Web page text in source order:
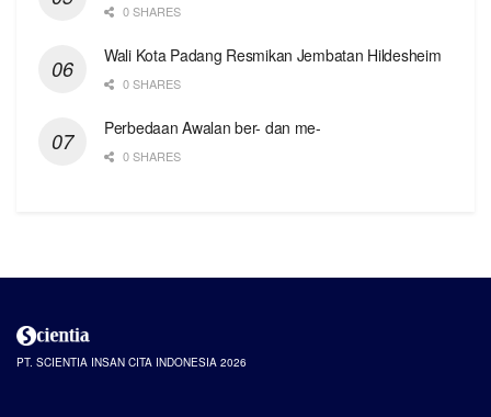
0 SHARES
Wali Kota Padang Resmikan Jembatan Hildesheim
0 SHARES
Perbedaan Awalan ber- dan me-
0 SHARES
PT. SCIENTIA INSAN CITA INDONESIA 2026